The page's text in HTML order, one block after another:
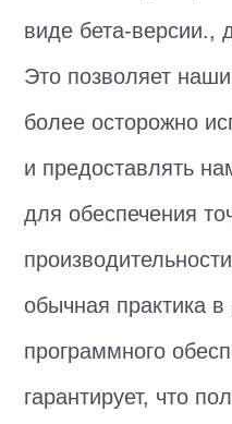
виде бета-версии.,
Это позволяет
более осторожно
и предоставлять
для обеспечения
обычная практика в
программного
гарантирует, что